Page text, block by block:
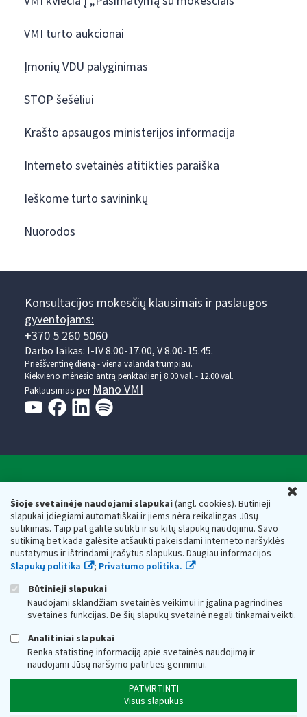
Šioje svetainėje naudojami slapukai(angl. cookies). Būtinieji
slapukai įdiegiami automatiškai ir jiems nėra reikalingas Jūsų
sutikimas. Taip pat galite sutikti ir su kitų slapukų naudojimu. Savo
sutikimą bet kada galėsite atšaukti pakeisdami interneto naršyklės
nustatymus ir ištrindami įrašytus slapukus. Daugiau informacijos
Slapukų politika
; Privatumo politika.
Būtinieji slapukai
Naudojami sklandžiam svetainės veikimui ir įgalina pagrindines
svetainės funkcijas. Be šių slapukų svetainė negali tinkamai veikti.
Analitiniai slapukai
Renka statistinę informaciją apie svetainės naudojimą ir
naudojami Jūsų naršymo patirties gerinimui.
PATVIRTINTI
Visus slapukus
VMI turto aukcionai
Įmonių VDU palyginimas
STOP šešėliui
Krašto apsaugos ministerijos informacija
Interneto svetainės atitikties paraiška
Ieškome turto savininkų
Nuorodos
Konsultacijos mokesčių klausimais ir paslaugos
gyventojams:
+370 5 260 5060
Darbo laikas: I-IV 8.00-17.00, V 8.00-15.45.
Prieššventinę dieną - viena valanda trumpiau.
Kiekvieno mėnesio antrą penktadienį 8.00 val. - 12.00 val.
Paklausimas per Mano VMI
Respublikos finansų ministerijos
Biudžetinė įstaiga. Juridinio asmens kodas — 188659752,
adresas: Vasario 16-osios g. 14, 01107 Vilnius, Lietuva, el.paštas:
vmi@vmi.lt, E. pristatymo dėžutės adresas 188659752
Duomenys apie Valstybinę mokesčių inspekciją prie Lietuvos
Respublikos finansų ministerijos kaupiami ir saugomi Juridinių